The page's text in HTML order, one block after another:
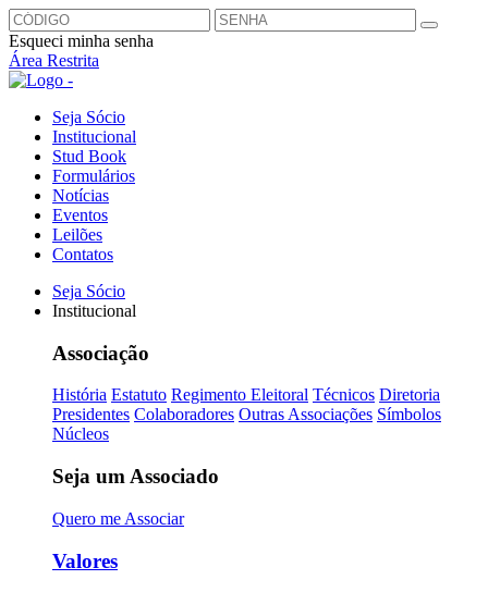
Esqueci minha senha
Área Restrita
Seja Sócio
Institucional
Stud Book
Formulários
Notícias
Eventos
Leilões
Contatos
Seja Sócio
Institucional
Associação
História Estatuto Regimento Eleitoral Técnicos Diretoria
Presidentes Colaboradores Outras Associações Símbolos
Núcleos
Seja um Associado
Quero me Associar
Valores